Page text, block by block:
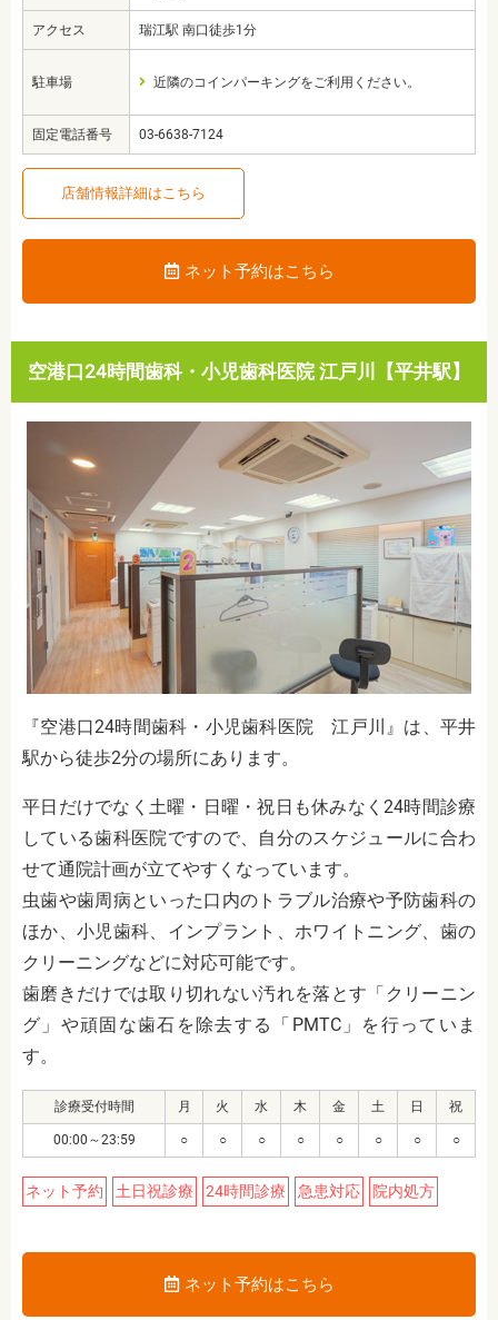
アクセス 瑞江駅 南口徒歩1分
駐車場 近隣のコインパーキングをご利用ください。
固定電話番号 03-6638-7124
店舗情報詳細はこちら
ネット予約はこちら
空港口24時間歯科・小児歯科医院 江戸川【平井駅】
『空港口24時間歯科・小児歯科医院 江戸川』は、平井
駅から徒歩2分の場所にあります。
平日だけでなく土曜・日曜・祝日も休みなく24時間診療
している歯科医院ですので、自分のスケジュールに合わ
せて通院計画が立てやすくなっています。
虫歯や歯周病といった口内のトラブル治療や予防歯科の
ほか、小児歯科、インプラント、ホワイトニング、歯の
クリーニングなどに対応可能です。
歯磨きだけでは取り切れない汚れを落とす「クリーニン
グ」や頑固な歯石を除去する「PMTC」を行っていま
す。
診療受付時間 月 火 水 木 金 土 日 祝
00:00～23:59 ○ ○ ○ ○ ○ ○ ○ ○
ネット予約 土日祝診療 24時間診療 急患対応 院内処方
ネット予約はこちら